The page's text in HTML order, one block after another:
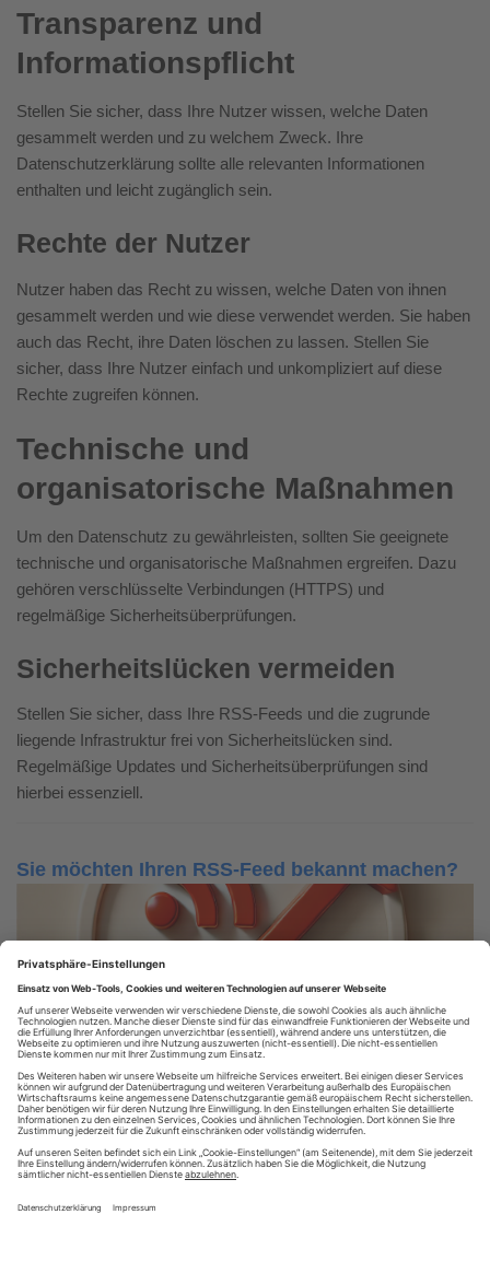
Transparenz und
Informationspflicht
Stellen Sie sicher, dass Ihre Nutzer wissen, welche Daten
gesammelt werden und zu welchem Zweck. Ihre
Datenschutzerklärung sollte alle relevanten Informationen
enthalten und leicht zugänglich sein.
Rechte der Nutzer
Nutzer haben das Recht zu wissen, welche Daten von ihnen
gesammelt werden und wie diese verwendet werden. Sie haben
auch das Recht, ihre Daten löschen zu lassen. Stellen Sie
sicher, dass Ihre Nutzer einfach und unkompliziert auf diese
Rechte zugreifen können.
Technische und
organisatorische Maßnahmen
Um den Datenschutz zu gewährleisten, sollten Sie geeignete
technische und organisatorische Maßnahmen ergreifen. Dazu
gehören verschlüsselte Verbindungen (HTTPS) und
regelmäßige Sicherheitsüberprüfungen.
Sicherheitslücken vermeiden
Stellen Sie sicher, dass Ihre RSS-Feeds und die zugrunde
liegende Infrastruktur frei von Sicherheitslücken sind.
Regelmäßige Updates und Sicherheitsüberprüfungen sind
hierbei essenziell.
Sie möchten Ihren RSS-Feed bekannt machen?
Nutzen Sie unser RSS-Verzeichnis!
RSS FEED EINTRAGEN